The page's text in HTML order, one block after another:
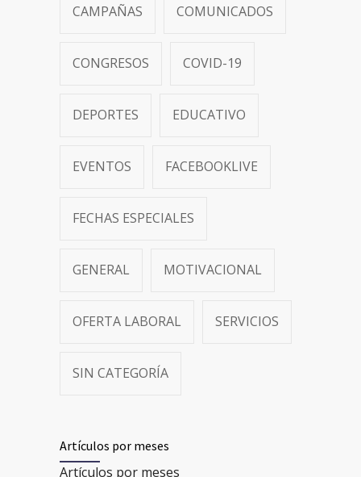
CAMPAÑAS COMUNICADOS
CONGRESOS COVID-19
DEPORTES EDUCATIVO
EVENTOS FACEBOOKLIVE
FECHAS ESPECIALES
GENERAL MOTIVACIONAL
OFERTA LABORAL SERVICIOS
SIN CATEGORÍA
Artículos por meses
Artículos por meses